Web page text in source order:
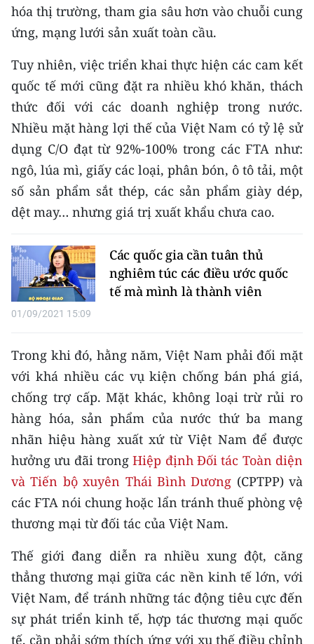
E-Magazine
Media Chính trị
Media Kinh tế
Media Văn hóa
Media Xã hội
Media Pháp luật
Media Thế giới
Media Thể thao
Media Y tế
Media Khoa học - Công nghệ
Media Môi trường
Infographic
TIN MỚI
TIN ĐỊA PHƯƠNG
Trung du và miền núi phía Bắc
Đồng bằng sông Hồng
hóa thị trường, tham gia sâu hơn vào chuỗi cung
ứng, mạng lưới sản xuất toàn cầu.
Tuy nhiên, việc triển khai thực hiện các cam kết
quốc tế mới cũng đặt ra nhiều khó khăn, thách
thức đối với các doanh nghiệp trong nước.
Nhiều mặt hàng lợi thế của Việt Nam có tỷ lệ sử
dụng C/O đạt từ 92%-100% trong các FTA như:
ngô, lúa mì, giấy các loại, phân bón, ô tô tải, một
số sản phẩm sắt thép, các sản phẩm giày dép,
dệt may… nhưng giá trị xuất khẩu chưa cao.
Các quốc gia cần tuân thủ
nghiêm túc các điều ước quốc
tế mà mình là thành viên
01/09/2021 15:09
Trong khi đó, hằng năm, Việt Nam phải đối mặt
với khá nhiều các vụ kiện chống bán phá giá,
chống trợ cấp. Mặt khác, không loại trừ rủi ro
hàng hóa, sản phẩm của nước thứ ba mang
nhãn hiệu hàng xuất xứ từ Việt Nam để được
hưởng ưu đãi trongHiệp định Đối tác Toàn diện
và Tiến bộ xuyên Thái Bình Dương (CPTPP) và
các FTA nói chung hoặc lẩn tránh thuế phòng vệ
thương mại từ đối tác của Việt Nam.
Thế giới đang diễn ra nhiều xung đột, căng
thẳng thương mại giữa các nền kinh tế lớn, với
Việt Nam, để tránh những tác động tiêu cực đến
sự phát triển kinh tế, hợp tác thương mại quốc
tế, cần phải sớm thích ứng với xu thế điều chỉnh